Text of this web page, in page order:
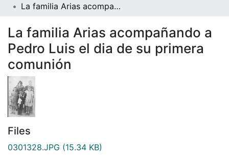
La familia Arias acompañando a Pedro Luis el dia de su primera comunión
La familia Arias acompañando a
Pedro Luis el dia de su primera
comunión
Files
0301328.JPG (15.34 KB)